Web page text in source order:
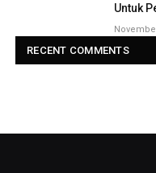
Untuk
RECENT COMMENTS